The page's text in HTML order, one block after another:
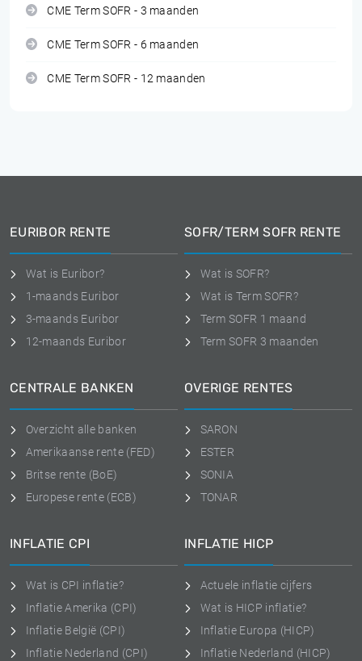
CME Term SOFR - 3 maanden
CME Term SOFR - 6 maanden
CME Term SOFR - 12 maanden
EURIBOR RENTE
Wat is Euribor?
1-maands Euribor
3-maands Euribor
12-maands Euribor
SOFR/TERM SOFR RENTE
Wat is SOFR?
Wat is Term SOFR?
Term SOFR 1 maand
Term SOFR 3 maanden
CENTRALE BANKEN
Overzicht alle banken
Amerikaanse rente (FED)
Britse rente (BoE)
Europese rente (ECB)
OVERIGE RENTES
SARON
ESTER
SONIA
TONAR
INFLATIE CPI
Wat is CPI inflatie?
Inflatie Amerika (CPI)
Inflatie België (CPI)
Inflatie Nederland (CPI)
INFLATIE HICP
Actuele inflatie cijfers
Wat is HICP inflatie?
Inflatie Europa (HICP)
Inflatie Nederland (HICP)